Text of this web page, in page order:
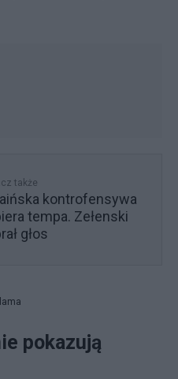
także
kontrofensywa
tempa. Zełenski
głos
pokazują